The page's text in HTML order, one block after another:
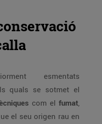
esmentats
quals se sotmet el
com el fumat,
el seu origen rau en